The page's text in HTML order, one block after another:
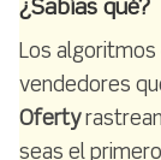
¿Sabías qué?
Los algoritmos
vendedores
Oferty
seas el